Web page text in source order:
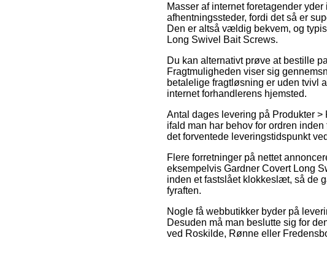
Masser af internet foretagender
afhentningssteder, fordi det så er
Den er altså vældig bekvem, og
Long Swivel Bait Screws.
Du kan alternativt prøve at bestille
Fragtmuligheden viser sig
betalelige fragtløsning er uden tvivl
internet forhandlerens hjemsted.
Antal dages levering på Produkter
ifald man har behov for ordren
det forventede leveringstidspunkt
Flere forretninger på nettet
eksempelvis Gardner Covert Long
inden et fastslået klokkeslæt, så de
fyraften.
Nogle få webbutikker byder på
Desuden må man beslutte sig for
ved Roskilde, Rønne eller